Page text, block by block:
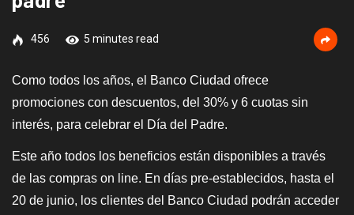
456 5 minutes read
Como todos los años, el Banco Ciudad ofrece
promociones con descuentos, del 30% y 6 cuotas sin
interés, para celebrar el Día del Padre.
Este año todos los beneficios están disponibles a través
de las compras on line. En días pre-establecidos, hasta el
20 de junio, los clientes del Banco Ciudad podrán acceder